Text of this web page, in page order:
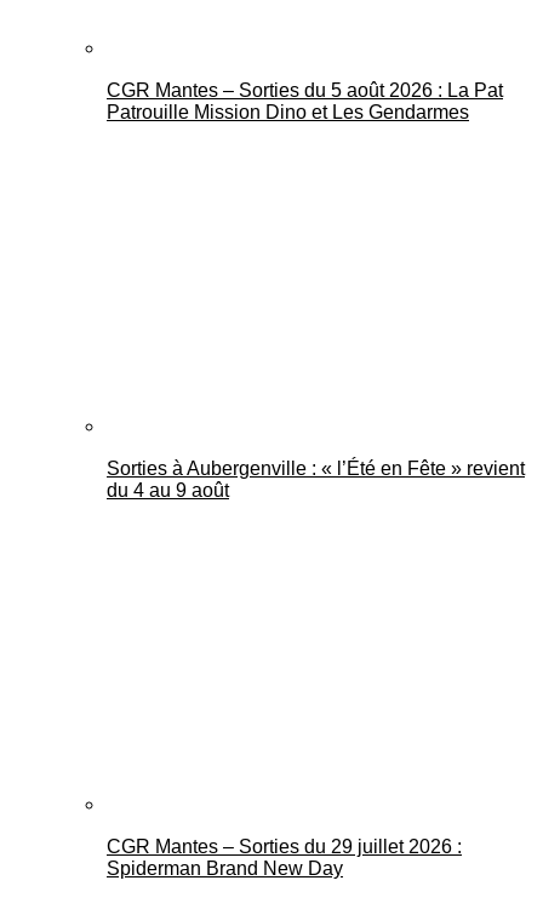
CGR Mantes – Sorties du 5 août 2026 : La Pat
Patrouille Mission Dino et Les Gendarmes
Sorties à Aubergenville : « l’Été en Fête » revient
du 4 au 9 août
CGR Mantes – Sorties du 29 juillet 2026 :
Spiderman Brand New Day